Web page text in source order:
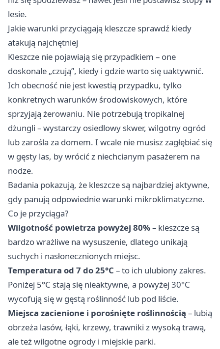
lesie.
Jakie warunki przyciągają kleszcze sprawdź kiedy
atakują najchętniej
Kleszcze nie pojawiają się przypadkiem – one
doskonale „czują”, kiedy i gdzie warto się uaktywnić.
Ich obecność nie jest kwestią przypadku, tylko
konkretnych warunków środowiskowych, które
sprzyjają żerowaniu. Nie potrzebują tropikalnej
dżungli – wystarczy osiedlowy skwer, wilgotny ogród
lub zarośla za domem. I wcale nie musisz zagłębiać się
w gęsty las, by wrócić z niechcianym pasażerem na
nodze.
Badania pokazują, że kleszcze są najbardziej aktywne,
gdy panują odpowiednie warunki mikroklimatyczne.
Co je przyciąga?
Wilgotność powietrza powyżej 80%– kleszcze są
bardzo wrażliwe na wysuszenie, dlatego unikają
suchych i nasłonecznionych miejsc.
Temperatura od 7 do 25°C – to ich ulubiony zakres.
Poniżej 5°C stają się nieaktywne, a powyżej 30°C
wycofują się w gęstą roślinność lub pod liście.
Miejsca zacienione i porośnięte roślinnością – lubią
obrzeża lasów, łąki, krzewy, trawniki z wysoką trawą,
ale też wilgotne ogrody i miejskie parki.